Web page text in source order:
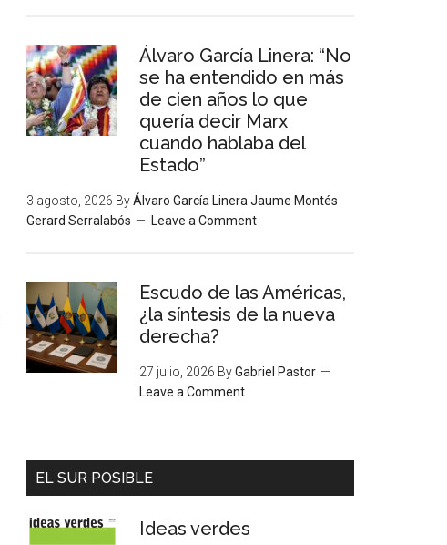
Álvaro García Linera: “No
se ha entendido en más
de cien años lo que
quería decir Marx
cuando hablaba del
Estado”
3 agosto, 2026 ByÁlvaro García Linera Jaume Montés
Gerard Serralabós
Leave a Comment
Escudo de las Américas,
¿la síntesis de la nueva
derecha?
27 julio, 2026 ByGabriel Pastor
Leave a Comment
EL SUR POSIBLE
Ideas verdes